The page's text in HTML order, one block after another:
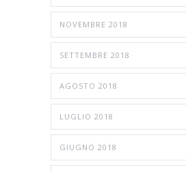
NOVEMBRE 2018
SETTEMBRE 2018
AGOSTO 2018
LUGLIO 2018
GIUGNO 2018